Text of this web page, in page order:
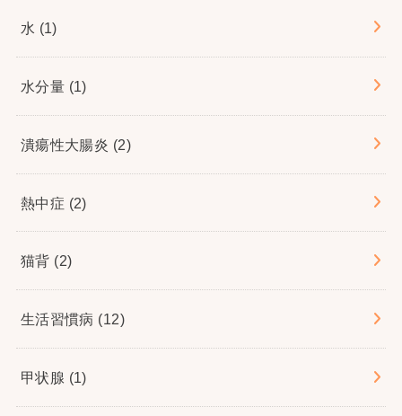
水 (1)
水分量 (1)
潰瘍性大腸炎 (2)
熱中症 (2)
猫背 (2)
生活習慣病 (12)
甲状腺 (1)